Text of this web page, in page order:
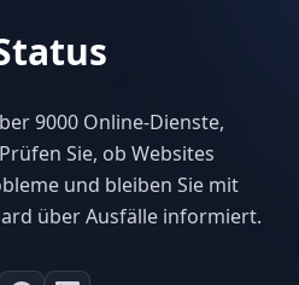
9000 Online-Dienste,
Sie, ob Websites
und bleiben Sie mit
über Ausfälle informiert.